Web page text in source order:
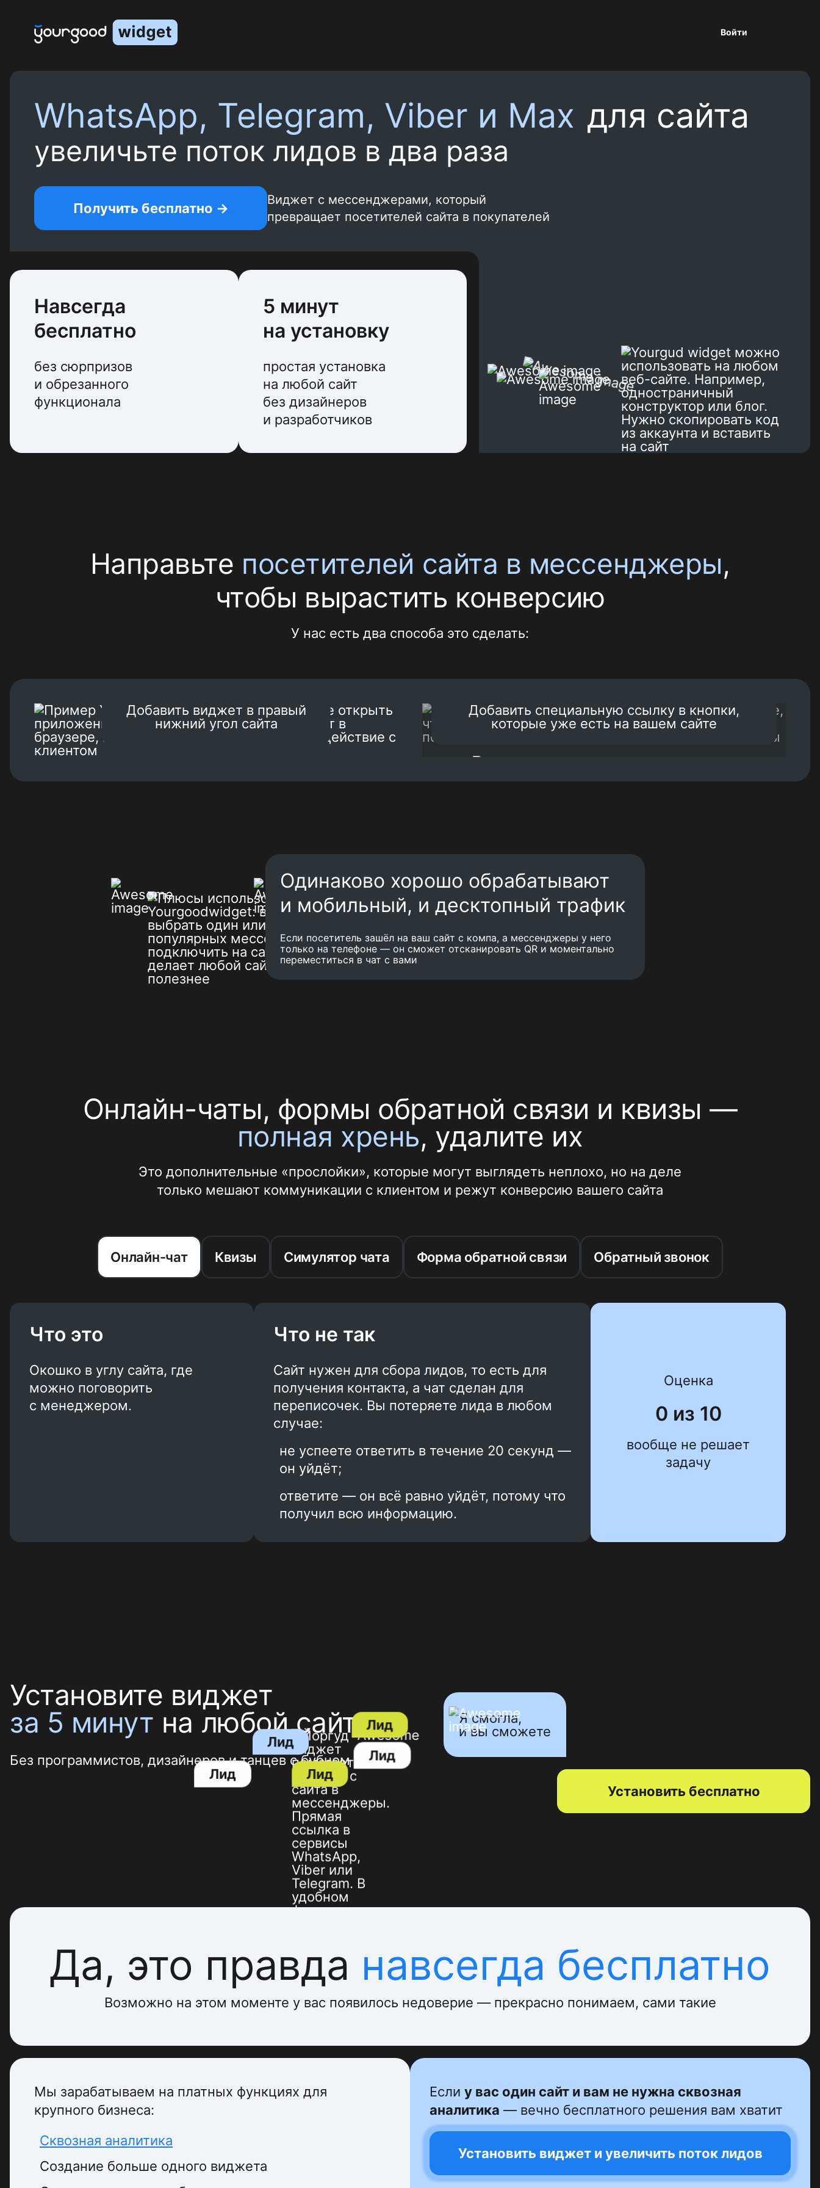
Войти
Создание ссылки на ватсап для сайта становится простой задачей Yurgood widget. Сделать кнопку для сайта можно
WhatsApp, Telegram, Viber и Max для сайта
увеличьте поток лидов в два раза
Получить бесплатно →
Виджет с мессенджерами, который
превращает посетителей сайта в покупателей
Навсегда
бесплатно
без сюрпризов
и обрезанного
функционала
5 минут
на установку
простая установка
на любой сайт
без дизайнеров
и разработчиков
Направьте посетителей сайта в мессенджеры,
чтобы вырастить конверсию
У нас есть два способа это сделать:
Добавить виджет в правый
нижний угол сайта
Добавить специальную ссылку в кнопки,
которые уже есть на вашем сайте
Связаться
Одинаково хорошо обрабатывают
и мобильный, и десктопный трафик
Если посетитель зашёл на ваш сайт с компа, а мессенджеры у него
только на телефоне — он сможет отсканировать QR и моментально
переместиться в чат с вами
Онлайн-чаты, формы обратной связи и квизы —
полная хрень, удалите их
Это дополнительные «прослойки», которые могут выглядеть неплохо, но на деле
только мешают коммуникации с клиентом и режут конверсию вашего сайта
Онлайн-чат Квизы Симулятор чата Форма обратной связи Обратный звонок
Что это
Окошко в углу сайта, где
можно поговорить
с менеджером.
Что не так
Сайт нужен для сбора лидов, то есть для
получения контакта, а чат сделан для
переписочек. Вы потеряете лида в любом
случае:
не успеете ответить в течение 20 секунд —
он уйдёт;
ответите — он всё равно уйдёт, потому что
получил всю информацию.
Оценка
0 из 10
вообще не решает
задачу
Установите виджет
за 5 минут на любой сайт
Без программистов, дизайнеров и танцев с бубном
Я смогла,
и вы сможете
Лид
Лид
Лид
Лид
Лид
Установить бесплатно
Да, это правда навсегда бесплатно
Возможно на этом моменте у вас появилось недоверие — прекрасно понимаем, сами такие
Мы зарабатываем на платных функциях для
крупного бизнеса:
Сквозная аналитика
Создание больше одного виджета
Если у вас один сайт и вам не нужна сквозная
аналитика — вечно бесплатного решения вам хватит
Установить виджет и увеличить поток лидов